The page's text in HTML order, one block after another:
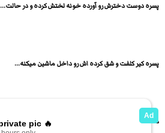
پسره دوست دخترش رو آورده خونه لختش کرده و در حالت...
پسره کیر کلفت و شق کرده اش رو داخل ماشین میکنه...
دختر حشری برا شیشه ایستک ساک میزنه و کون میده بهش